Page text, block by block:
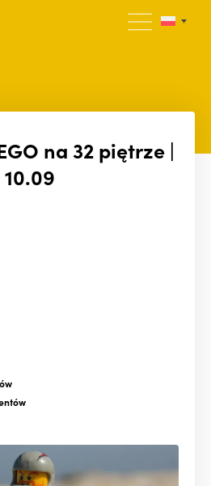
na 32 piętrze |
10.09